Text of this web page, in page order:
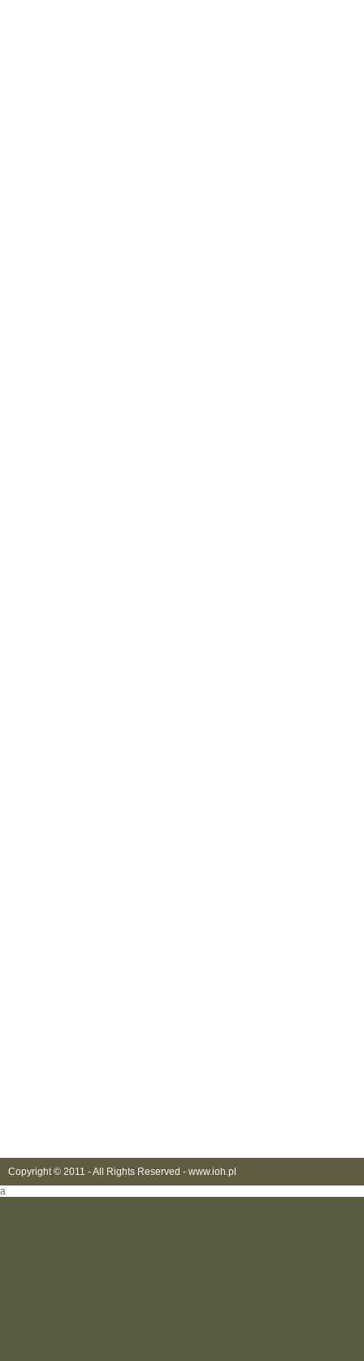
Copyright © 2011 - All Rights Reserved - www.ioh.pl
a